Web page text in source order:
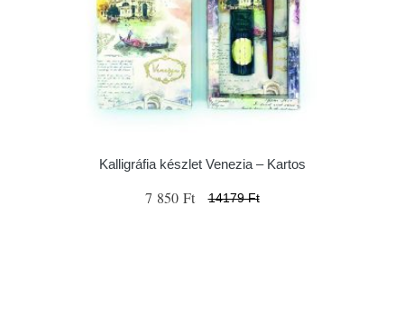
Kalligráfia készlet Venezia – Kartos
7 850 Ft 14179 Ft